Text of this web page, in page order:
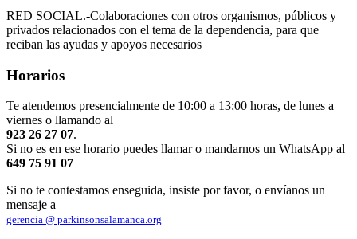
RED SOCIAL.-Colaboraciones con otros organismos, públicos y
privados relacionados con el tema de la dependencia, para que
reciban las ayudas y apoyos necesarios
Horarios
Te atendemos presencialmente de 10:00 a 13:00 horas, de lunes a
viernes o llamando al
923 26 27 07.
Si no es en ese horario puedes llamar o mandarnos un WhatsApp al
649 75 91 07
Si no te contestamos enseguida, insiste por favor, o envíanos un
mensaje a
gerencia @ parkinsonsalamanca.org